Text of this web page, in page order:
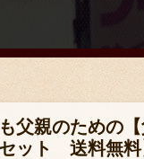
父親のための
ット 送料無料